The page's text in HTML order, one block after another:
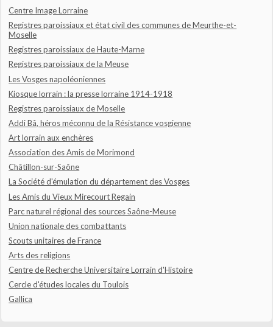
Centre Image Lorraine
Registres paroissiaux et état civil des communes de Meurthe-et-
Moselle
Registres paroissiaux de Haute-Marne
Registres paroissiaux de la Meuse
Les Vosges napoléoniennes
Kiosque lorrain : la presse lorraine 1914-1918
Registres paroissiaux de Moselle
Addi Bâ, héros méconnu de la Résistance vosgienne
Art lorrain aux enchères
Association des Amis de Morimond
Châtillon-sur-Saône
La Société d'émulation du département des Vosges
Les Amis du Vieux Mirecourt Regain
Parc naturel régional des sources Saône-Meuse
Union nationale des combattants
Scouts unitaires de France
Arts des religions
Centre de Recherche Universitaire Lorrain d'Histoire
Cercle d'études locales du Toulois
Gallica